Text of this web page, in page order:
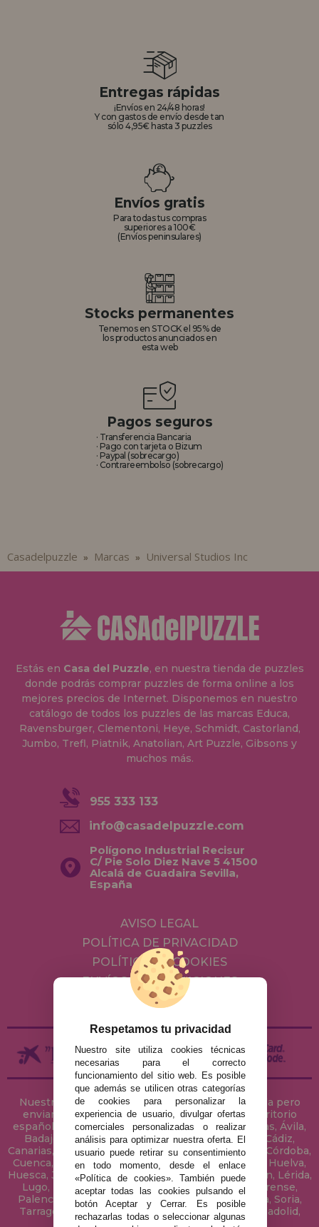
Entregas rápidas
¡Envíos en 24/48 horas!
Y con gastos de envío desde tan
sólo 4,95€ hasta 3 puzzles
Envíos gratis
Para todas tus compras
superiores a 100€
(Envíos peninsulares)
Stocks permanentes
Tenemos en STOCK el 95% de
los productos anunciados en
esta web
Pagos seguros
· Transferencia Bancaria
· Pago con tarjeta o Bizum
· Paypal (sobrecargo)
· Contrareembolso (sobrecargo)
Casadelpuzzle » Marcas » Universal Studios Inc
Estás en Casa del Puzzle, en nuestra tienda de puzzles
donde podrás comprar puzzles de forma online a los
mejores precios de Internet. Disponemos en nuestro
catálogo de todos los puzzles de las marcas Educa,
Ravensburger, Clementoni, Heye, Schmidt, Castorland,
Jumbo, Trefl, Piatnik, Anatolian, Art Puzzle, Gibsons y
muchos más.
955 333 133
info@casadelpuzzle.com
Polígono Industrial Recisur
C/ Pie Solo Diez Nave 5 41500
Alcalá de Guadaira Sevilla,
España
AVISO LEGAL
POLÍTICA DE PRIVACIDAD
POLÍTICA DE COOKIES
ENVÍOS Y DEVOLUCIONES
DEVOLUCIONES / DESISTIMIENTO
Nuestra tienda de puzzles está ubicada en Sevilla pero
enviamos tus puzzles a cualquier ciudad del territorio
español: Álava, Albacete, Alicante, Almería, Asturias, Ávila,
Badajoz, Baleares, Barcelona, Burgos, Cáceres, Cádiz,
Canarias, Cantabria, Castellón, Ceuta, Ciudad Real, Córdoba,
Cuenca, Gerona, Granada, Guadalajara, Guipúzcoa, Huelva,
Huesca, Jaén, La Coruña, La Rioja, Las Palmas, Leon, Lérida,
Lugo, Madrid, Málaga, Melilla, Murcia, Navarra, Orense,
Palencia, Pontevedra, Salamanca, Segovia, Sevilla, Soria,
Tarragona, Tenerife, Teruel, Toledo, Valencia, Valladolid,
Vizcaya, Zamora y Zaragoza.
Respetamos tu privacidad
Nuestro site utiliza cookies técnicas
necesarias para el correcto
funcionamiento del sitio web. Es posible
que además se utilicen otras categorías
de cookies para personalizar la
experiencia de usuario, divulgar ofertas
comerciales personalizadas o realizar
análisis para optimizar nuestra oferta. El
usuario puede retirar su consentimiento
en todo momento, desde el enlace
«Política de cookies». También puede
aceptar todas las cookies pulsando el
botón Aceptar y Cerrar. Es posible
rechazarlas todas o seleccionar algunas